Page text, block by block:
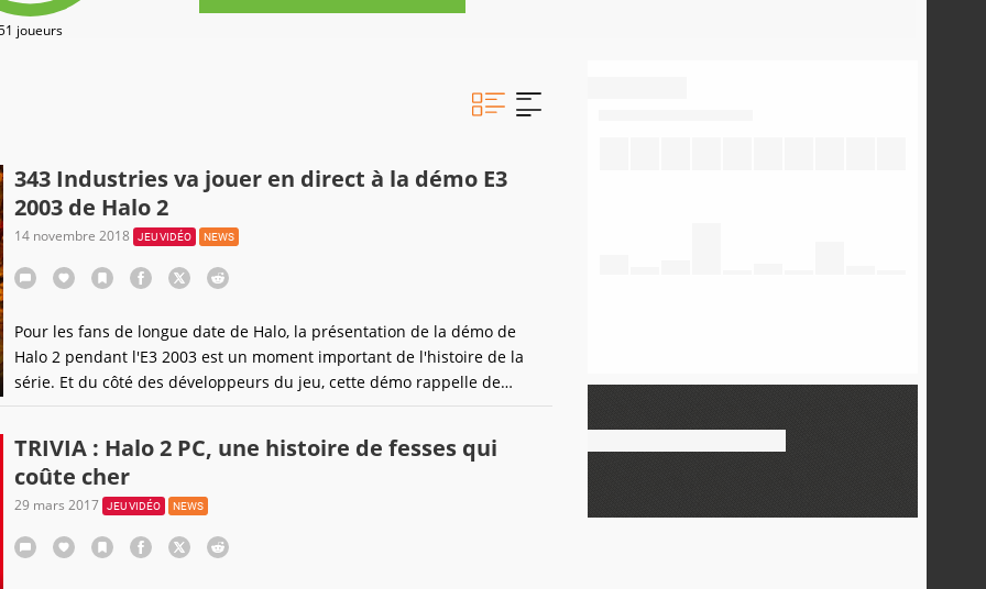
joueurs
343 Industries va jouer en direct à la démo E3
2003 de Halo 2
14 novembre 2018 JEU VIDÉO NEWS
Pour les fans de longue date de Halo, la présentation de la démo de
Halo 2 pendant l'E3 2003 est un moment important de l'histoire de la
série. Et du côté des développeurs du jeu, cette démo rappelle de
nombreux souvenirs (dont certains douloureux). C'est pourquoi la
d'un événement pour les fans de Master Chief et
TRIVIA : Halo 2 PC, une histoire de fesses qui
coûte cher
29 mars 2017 JEU VIDÉO NEWS